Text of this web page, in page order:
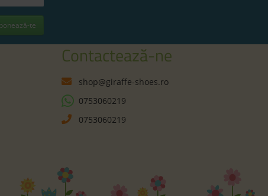
te
Contactează-ne
shop@giraffe-shoes.ro
0753060219
0753060219